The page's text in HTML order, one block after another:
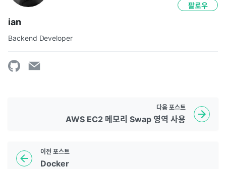
ian
Backend Developer
팔로우
이전 포스트
Docker
다음 포스트
AWS EC2 메모리 Swap 영역 사용